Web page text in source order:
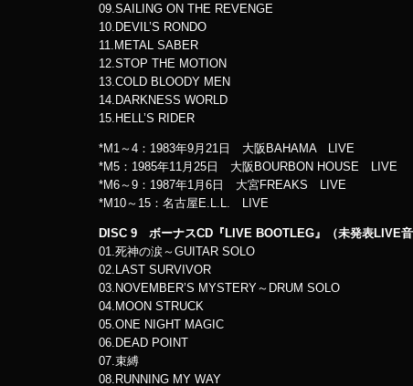
09.SAILING ON THE REVENGE
10.DEVIL’S RONDO
11.METAL SABER
12.STOP THE MOTION
13.COLD BLOODY MEN
14.DARKNESS WORLD
15.HELL’S RIDER
*M1～4：1983年9月21日 大阪BAHAMA LIVE
*M5：1985年11月25日 大阪BOURBON HOUSE LIVE
*M6～9：1987年1月6日 大宮FREAKS LIVE
*M10～15：名古屋E.L.L. LIVE
DISC 9 ボーナスCD『LIVE BOOTLEG』（未発表LIVE
01.死神の涙～GUITAR SOLO
02.LAST SURVIVOR
03.NOVEMBER’S MYSTERY～DRUM SOLO
04.MOON STRUCK
05.ONE NIGHT MAGIC
06.DEAD POINT
07.束縛
08.RUNNING MY WAY